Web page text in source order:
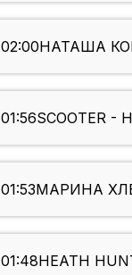
02:00НАТАША
01:56SCOOTER -
01:53МАРИНА
01:48HEATH